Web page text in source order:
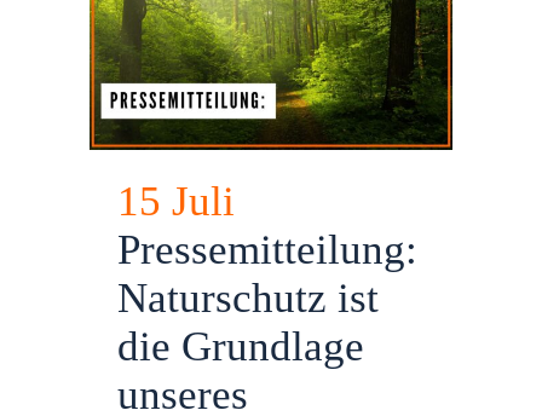
15 Juli
Pressemitteilung:
Naturschutz ist
die Grundlage
unseres